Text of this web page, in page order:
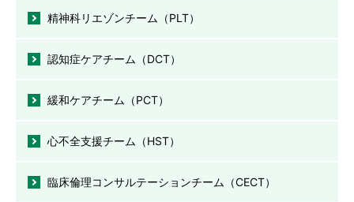
精神科リエゾンチーム（PLT）
認知症ケアチーム（DCT）
緩和ケアチーム（PCT）
心不全支援チーム（HST）
臨床倫理コンサルテーションチーム（CECT）